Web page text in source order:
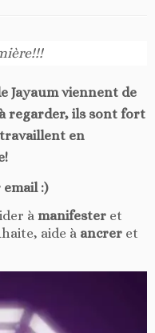
Jayaum viennent de
regarder, ils sont fort
en
:)
à manifester et
aide à ancrer et